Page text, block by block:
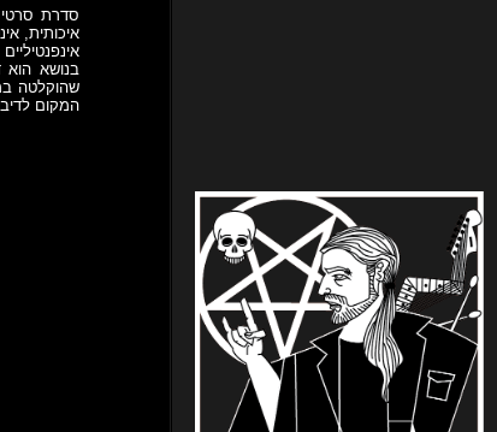
איכותית,
בנושא הוא
שהוקלטה
המקום